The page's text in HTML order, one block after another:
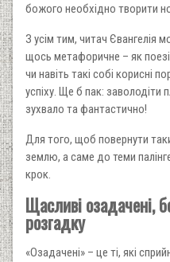
божого необхідно творити
З усім тим, читач Євангелія
щось метафоричне – як
чи навіть такі собі корисні
успіху. Ще б пак: заволодіти
зухвало та фантастично!
Для того, щоб повернути
землю, а саме до теми
крок.
Щасливі озадачені,
розгадку
«Озадачені» – це ті, які